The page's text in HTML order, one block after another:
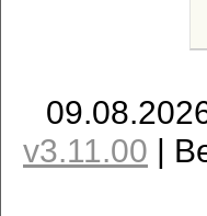
v3.11.00 |